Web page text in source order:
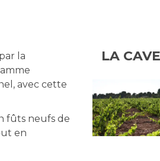
la
avec cette
fûts neufs de
en
LA CAVE